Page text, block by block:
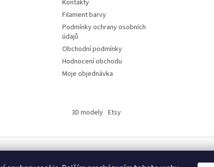
Kontakty
Filament barvy
Podmínky ochrany osobních
údajů
Obchodní podmínky
Hodnocení obchodu
Moje objednávka
3D modely Etsy